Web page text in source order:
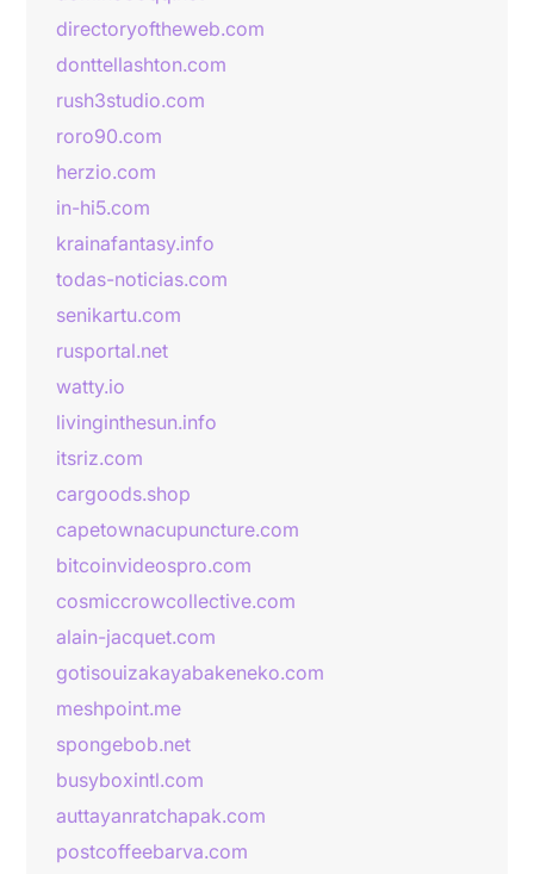
directoryoftheweb.com
donttellashton.com
rush3studio.com
roro90.com
herzio.com
in-hi5.com
krainafantasy.info
todas-noticias.com
senikartu.com
rusportal.net
watty.io
livinginthesun.info
itsriz.com
cargoods.shop
capetownacupuncture.com
bitcoinvideospro.com
cosmiccrowcollective.com
alain-jacquet.com
gotisouizakayabakeneko.com
meshpoint.me
spongebob.net
busyboxintl.com
auttayanratchapak.com
postcoffeebarva.com